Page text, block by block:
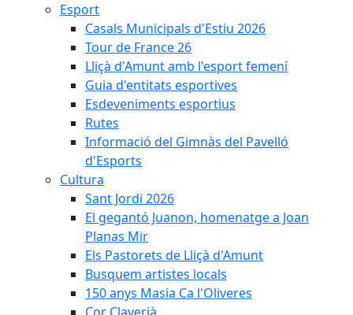
Esport
Casals Municipals d'Estiu 2026
Tour de France 26
Lliçà d'Amunt amb l'esport femení
Guia d'entitats esportives
Esdeveniments esportius
Rutes
Informació del Gimnàs del Pavelló
d'Esports
Cultura
Sant Jordi 2026
El gegantó Juanon, homenatge a Joan
Planas Mir
Els Pastorets de Lliçà d'Amunt
Busquem artistes locals
150 anys Masia Ca l'Oliveres